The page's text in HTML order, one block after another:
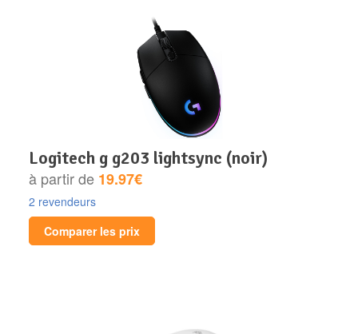
logitech g g203 lightsync (noir)
à partir de 19.97€
2 revendeurs
Comparer les prix